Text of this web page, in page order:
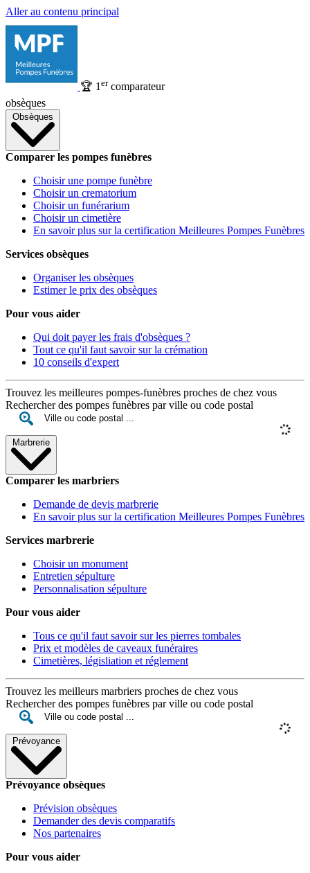
Aller au contenu principal
🏆 1 ercomparateur
obsèques
Obsèques
Comparer les pompes funèbres
Choisir une pompe funèbre
Choisir un crematorium
Choisir un funérarium
Choisir un cimetière
En savoir plus sur la certification Meilleures Pompes Funèbres
Services obsèques
Organiser les obsèques
Estimer le prix des obsèques
Pour vous aider
Qui doit payer les frais d'obsèques ?
Tout ce qu'il faut savoir sur la crémation
10 conseils d'expert
Trouvez les meilleures pompes-funèbres proches de chez vous
Rechercher des pompes funèbres par ville ou code postal
Marbrerie
Comparer les marbriers
Demande de devis marbrerie
En savoir plus sur la certification Meilleures Pompes Funèbres
Services marbrerie
Choisir un monument
Entretien sépulture
Personnalisation sépulture
Pour vous aider
Tous ce qu'il faut savoir sur les pierres tombales
Prix et modèles de caveaux funéraires
Cimetières, législiation et réglement
Trouvez les meilleurs marbriers proches de chez vous
Rechercher des pompes funèbres par ville ou code postal
Prévoyance
Prévoyance obsèques
Prévision obsèques
Demander des devis comparatifs
Nos partenaires
Pour vous aider